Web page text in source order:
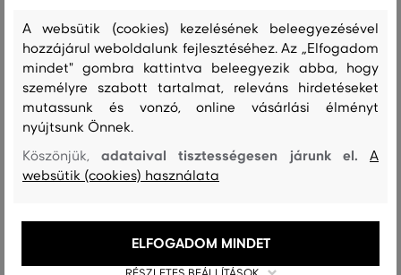
A méret megegyezik az általam
szokásosan viselt mérettel
5
A méret egy kicsit nagyobb, mint
amit általában viselek
0
A méret sokkal nagyobb, mint
amit viselek
A websütik (cookies) kezelésének beleegyezésével
hozzájárul weboldalunk fejlesztéséhez. Az „Elfogadom
mindet" gombra kattintva beleegyezik abba, hogy
személyre szabott tartalmat, releváns hirdetéseket
mutassunk és vonzó, online vásárlási élményt
nyújtsunk Önnek.
Köszönjük,adataival tisztességesen járunk el.A
websütik (cookies) használata
ELFOGADOM MINDET